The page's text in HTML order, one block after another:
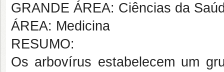
GRANDE ÁREA: Ciências da
ÁREA: Medicina
RESUMO:
Os arbovírus estabelecem um